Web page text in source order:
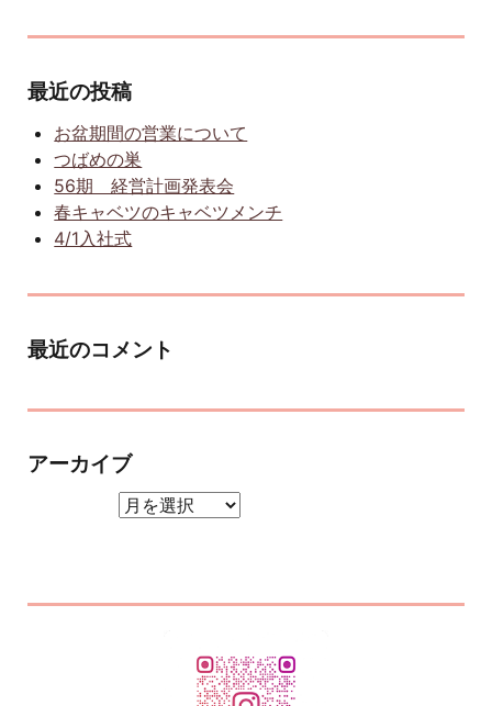
最近の投稿
お盆期間の営業について
つばめの巣
56期 経営計画発表会
春キャベツのキャベツメンチ
4/1入社式
最近のコメント
アーカイブ